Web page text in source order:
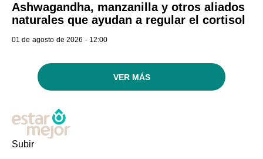
Ashwagandha, manzanilla y otros aliados
naturales que ayudan a regular el cortisol
01 de agosto de 2026 - 12:00
VER MÁS
Subir